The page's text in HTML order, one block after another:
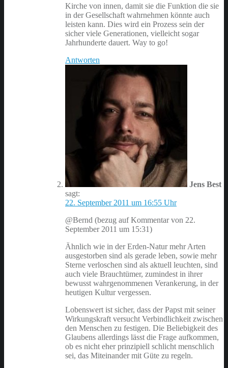
Kirche von innen, damit sie die Funktion die sie
in der Gesellschaft wahrnehmen könnte auch
leisten kann. Dies wird ein Prozess sein der
sicher viele Generationen, vielleicht sogar
Jahrhunderte dauert. Way to go!
Antworten
Jens Best
sagt:
22. September 2011 um 16:55 Uhr
@Bernd (bezug auf Kommentar von 22.
September 2011 um 15:31)
Ähnlich wie in der Erden-Natur mehr Arten
ausgestorben sind als gerade leben, sowie mehr
Sterne verloschen sind als aktuell leuchten, sind
auch viele Brauchtümer, zumindest in ihrer
bewusst wahrgenommenen Verankerung, in der
heutigen Kultur vergessen.
Lobenswert ist sicher, dass der Papst mit seiner
Wirkungskraft versucht Verbindlichkeit zwischen
den Menschen zu festigen. Die Beliebigkeit des
Glaubens allerdings lässt die Frage aufkommen,
ob es nicht eher prinzipiell schlicht menschlich
sei, das Miteinander mit Güte zu regeln.